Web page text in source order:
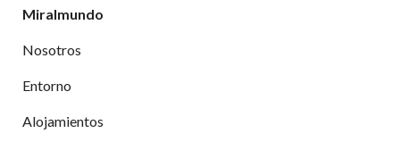
Miralmundo
Nosotros
Entorno
Alojamientos